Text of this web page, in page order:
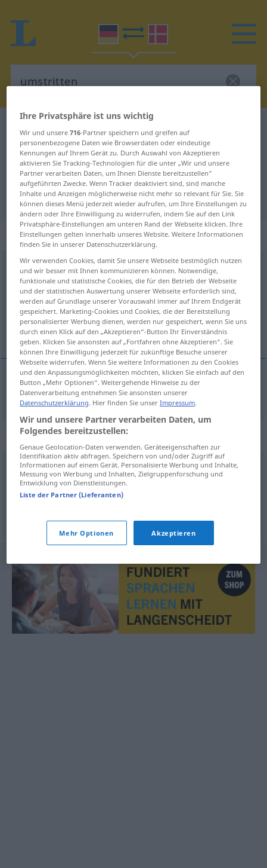
Deutsch-Dänisch Übersetzung für
"umstritten"
"umstritten" Dänisch Übersetzung
„umstritten“
umstritten
Übersicht aller Übersetzungen
(Für mehr Details die Übersetzung anklicken/antippen)
omtvistet, usikker, omdiskuteret
omtvistet,usikker,omdiskuteret umstritten
Synonyme für "umstritten"
uneinig,unklar,anfechtbar,unsicher,kontrovers
fraglich,streitig,strittig
© OpenThesaurus.de
Ihre Privatsphäre ist uns wichtig
Wir und unsere716-Partner speichern und greifen auf
personenbezogene Daten wie Browserdaten oder eindeutige
Kennungen auf Ihrem Gerät zu. Durch Auswahl von Akzeptieren
aktivieren Sie Tracking-Technologien für die unter „Wir und unsere
Partner verarbeiten Daten, um Ihnen Dienste bereitzustellen“
aufgeführten Zwecke. Wenn Tracker deaktiviert sind, sind manche
Inhalte und Anzeigen möglicherweise nicht mehr so relevant für Sie. Sie
können dieses Menü jederzeit wieder aufrufen, um Ihre Einstellungen zu
ändern oder Ihre Einwilligung zu widerrufen, indem Sie auf den Link
Privatsphäre-Einstellungen am unteren Rand der Webseite klicken. Ihre
Einstellungen gelten innerhalb unseres Website. Weitere Informationen
finden Sie in unserer Datenschutzerklärung.
Wir verwenden Cookies, damit Sie unsere Webseite bestmöglich nutzen
und wir besser mit Ihnen kommunizieren können. Notwendige,
funktionale und statistische Cookies, die für den Betrieb der Webseite
und der statistischen Auswertung unserer Webseite erforderlich sind,
werden auf Grundlage unserer Vorauswahl immer auf Ihrem Endgerät
gespeichert. Marketing-Cookies und Cookies, die der Bereitstellung
personalisierter Werbung dienen, werden nur gespeichert, wenn Sie uns
durch einen Klick auf den „Akzeptieren“-Button Ihr Einverständnis
geben. Klicken Sie ansonsten auf „Fortfahren ohne Akzeptieren“. Sie
können Ihre Einwilligung jederzeit für zukünftige Besuche unserer
Webseite widerrufen. Wenn Sie weitere Informationen zu den Cookies
und den Anpassungsmöglichkeiten möchten, klicken Sie einfach auf den
Button „Mehr Optionen“. Weitergehende Hinweise zu der
Datenverarbeitung entnehmen Sie ansonsten unserer
Datenschutzerklärung. Hier finden Sie unserImpressum.
Wir und unsere Partner verarbeiten Daten, um
Folgendes bereitzustellen:
Genaue Geolocation-Daten verwenden. Geräteeigenschaften zur
Identifikation aktiv abfragen. Speichern von und/oder Zugriff auf
Informationen auf einem Gerät. Personalisierte Werbung und Inhalte,
Messung von Werbung und Inhalten, Zielgruppenforschung und
Entwicklung von Dienstleistungen.
Liste der Partner (Lieferanten)
Mehr Optionen Akzeptieren